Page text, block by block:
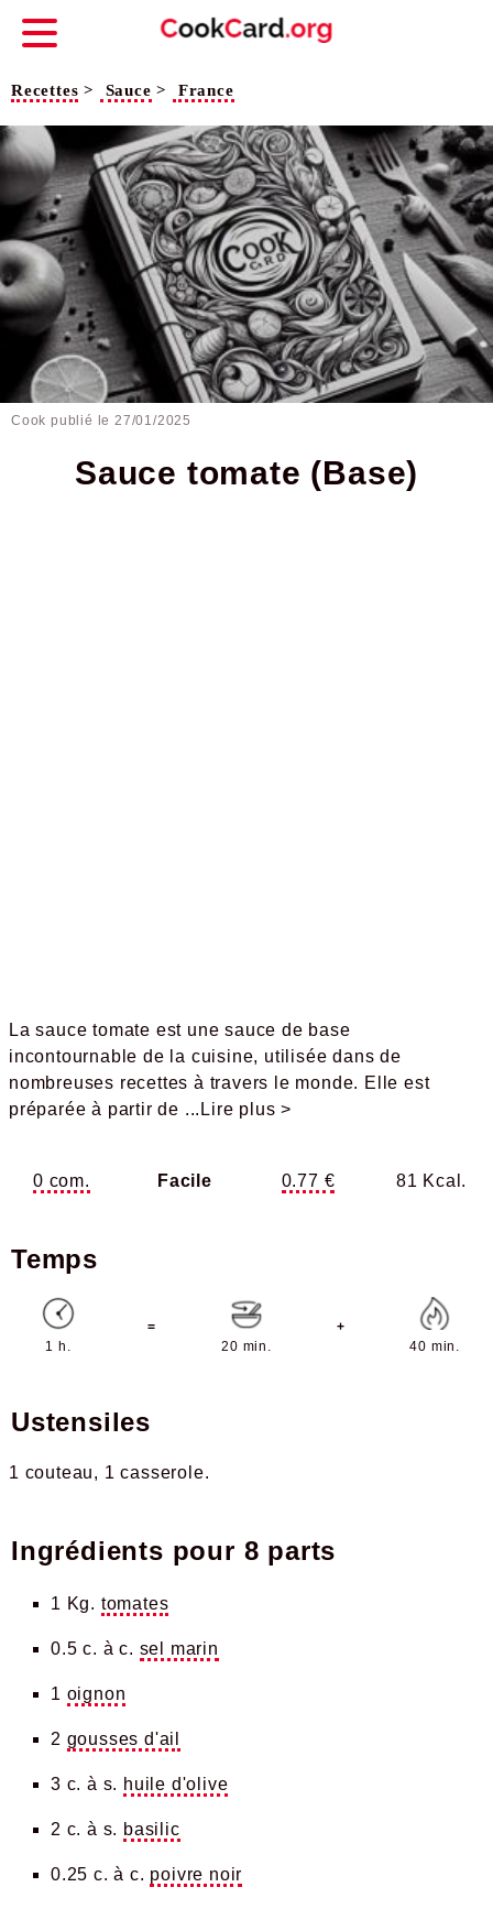
Recettes > Sauce > France
Cook publié le27/01/2025
Sauce tomate (Base)
La sauce tomate est une sauce de base
incontournable de la cuisine, utilisée dans de
nombreuses recettes à travers le monde. Elle est
préparée à partir de ...Lire plus >
0 com. Facile 0.77 € 81 Kcal.
Temps
1 h.
=
20 min.
+
40 min.
Ustensiles
1 couteau 1 casserole
Ingrédients pour 8 parts
1 Kg. tomates
0.5 c. à c. sel marin
1 oignon
2 gousses d'ail
3 c. à s. huile d'olive
2 c. à s. basilic
0.25 c. à c. poivre noir